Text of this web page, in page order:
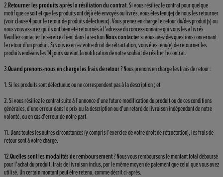
2.Retourner les produits après la résiliation du contrat. Si vous résiliez le contrat pour quelque
motif que ce soit et que les produits ont déjà été envoyés ou livrés, vous êtes tenu(e) de nous les retourner
(voir clause 4 pour le retour de produits défectueux). Vous prenez en charge le retour du/des produit(s) ou
vous vous assurez qu'ils ont bien été retournés à l'adresse du concessionnaire qui vous les a livrés.
Veuillez contacter le service client dans la sectionNous contactersi vous avez des questions concernant
le retour d'un produit. Si vous exercez votre droit de rétractation, vous êtes tenu(e) de retourner les
produits endéans les 14 jours suivant la notification de votre souhait de résilier le contrat.
3.Quand prenons-nous en charge les frais de retour? Nous prenons en charge les frais de retour :
1. Si les produits sont défectueux ou ne correspondent pas à la description ; et
2. Si vous résiliez le contrat suite à l'annonce d'une future modification du produit ou de ces conditions
générales, d'une erreur dans le prix ou la description ou d'un retard de livraison indépendant de notre
volonté, ou en cas d'erreur de notre part.
11. Dans toutes les autres circonstances (y compris l'exercice de votre droit de rétractation), les frais de
retour sont à votre charge.
12.Quelles sont les modalités de remboursement? Nous vous remboursons le montant total déboursé
pour l'achat du produit, frais de livraison inclus, par le même moyen de paiement que celui que vous avez
utilisé. Un certain montant peut être retenu, comme décrit ci-après.